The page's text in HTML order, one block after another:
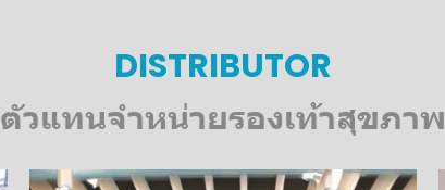
DISTRIBUTOR
ตัวแทนจำหน่ายรองเท้าสุขภาพ